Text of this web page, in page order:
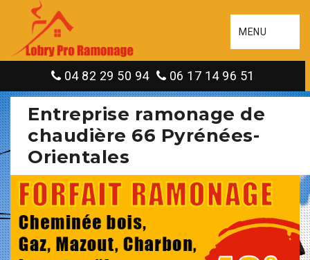
MENU
04 82 29 50 94 06 17 14 96 51
Entreprise ramonage de
chaudière 66 Pyrénées-
Orientales